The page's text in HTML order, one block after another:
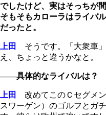
でしたけど、実はそっちが
そもそもカローラはライバ
だったと。
上田
そうです。「大衆車
え、ちょっと違うかなと。
――具体的なライバルは？
上田
改めてこのＣセグメ
スワーゲン）のゴルフとガ